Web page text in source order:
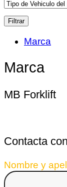
Filtrar
Marca
Marca
MB Forklift
Contacta
Nombre y